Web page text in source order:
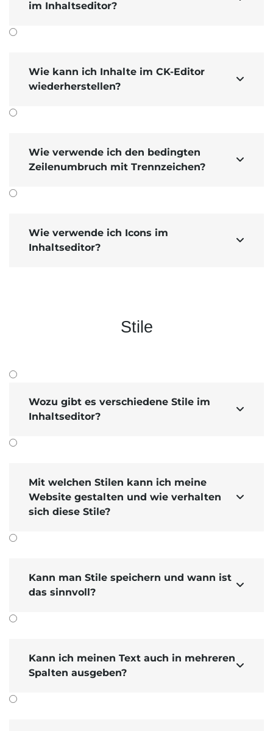
größerung Flexible Größeaktiviert
beschriebenen Ein­stellungen, wirkt sich das
positiv auf ihren Page­speed aus
im Inhaltseditor?
Wie kann ich Inhalte im CK-Editor
wiederherstellen?

Wie verwende ich den bedingten
Zeilenumbruch mit Trennzeichen?

Wie verwende ich Icons im
Inhaltseditor?

Stile
Wozu gibt es verschiedene Stile im
Inhaltseditor?

Mit welchen Stilen kann ich meine
Website gestalten und wie verhalten
sich diese Stile?

Kann man Stile speichern und wann ist
das sinnvoll?

Kann ich meinen Text auch in mehreren
Spalten ausgeben?
